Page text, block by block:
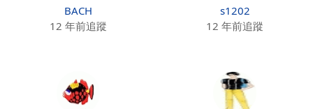
BACH
12 年前追蹤
s1202
12 年前追蹤